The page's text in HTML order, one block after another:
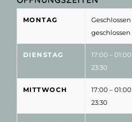
MONTAG Geschlossen
geschlossen
DIENSTAG 17:00 – 01:00
23:30
MITTWOCH 17:00 – 01:00
23:30